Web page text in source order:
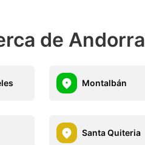
de Andorra
Montalbán
Santa Quiteria